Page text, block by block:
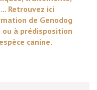
Retrouvez ici
de Genodog
à prédisposition
canine.